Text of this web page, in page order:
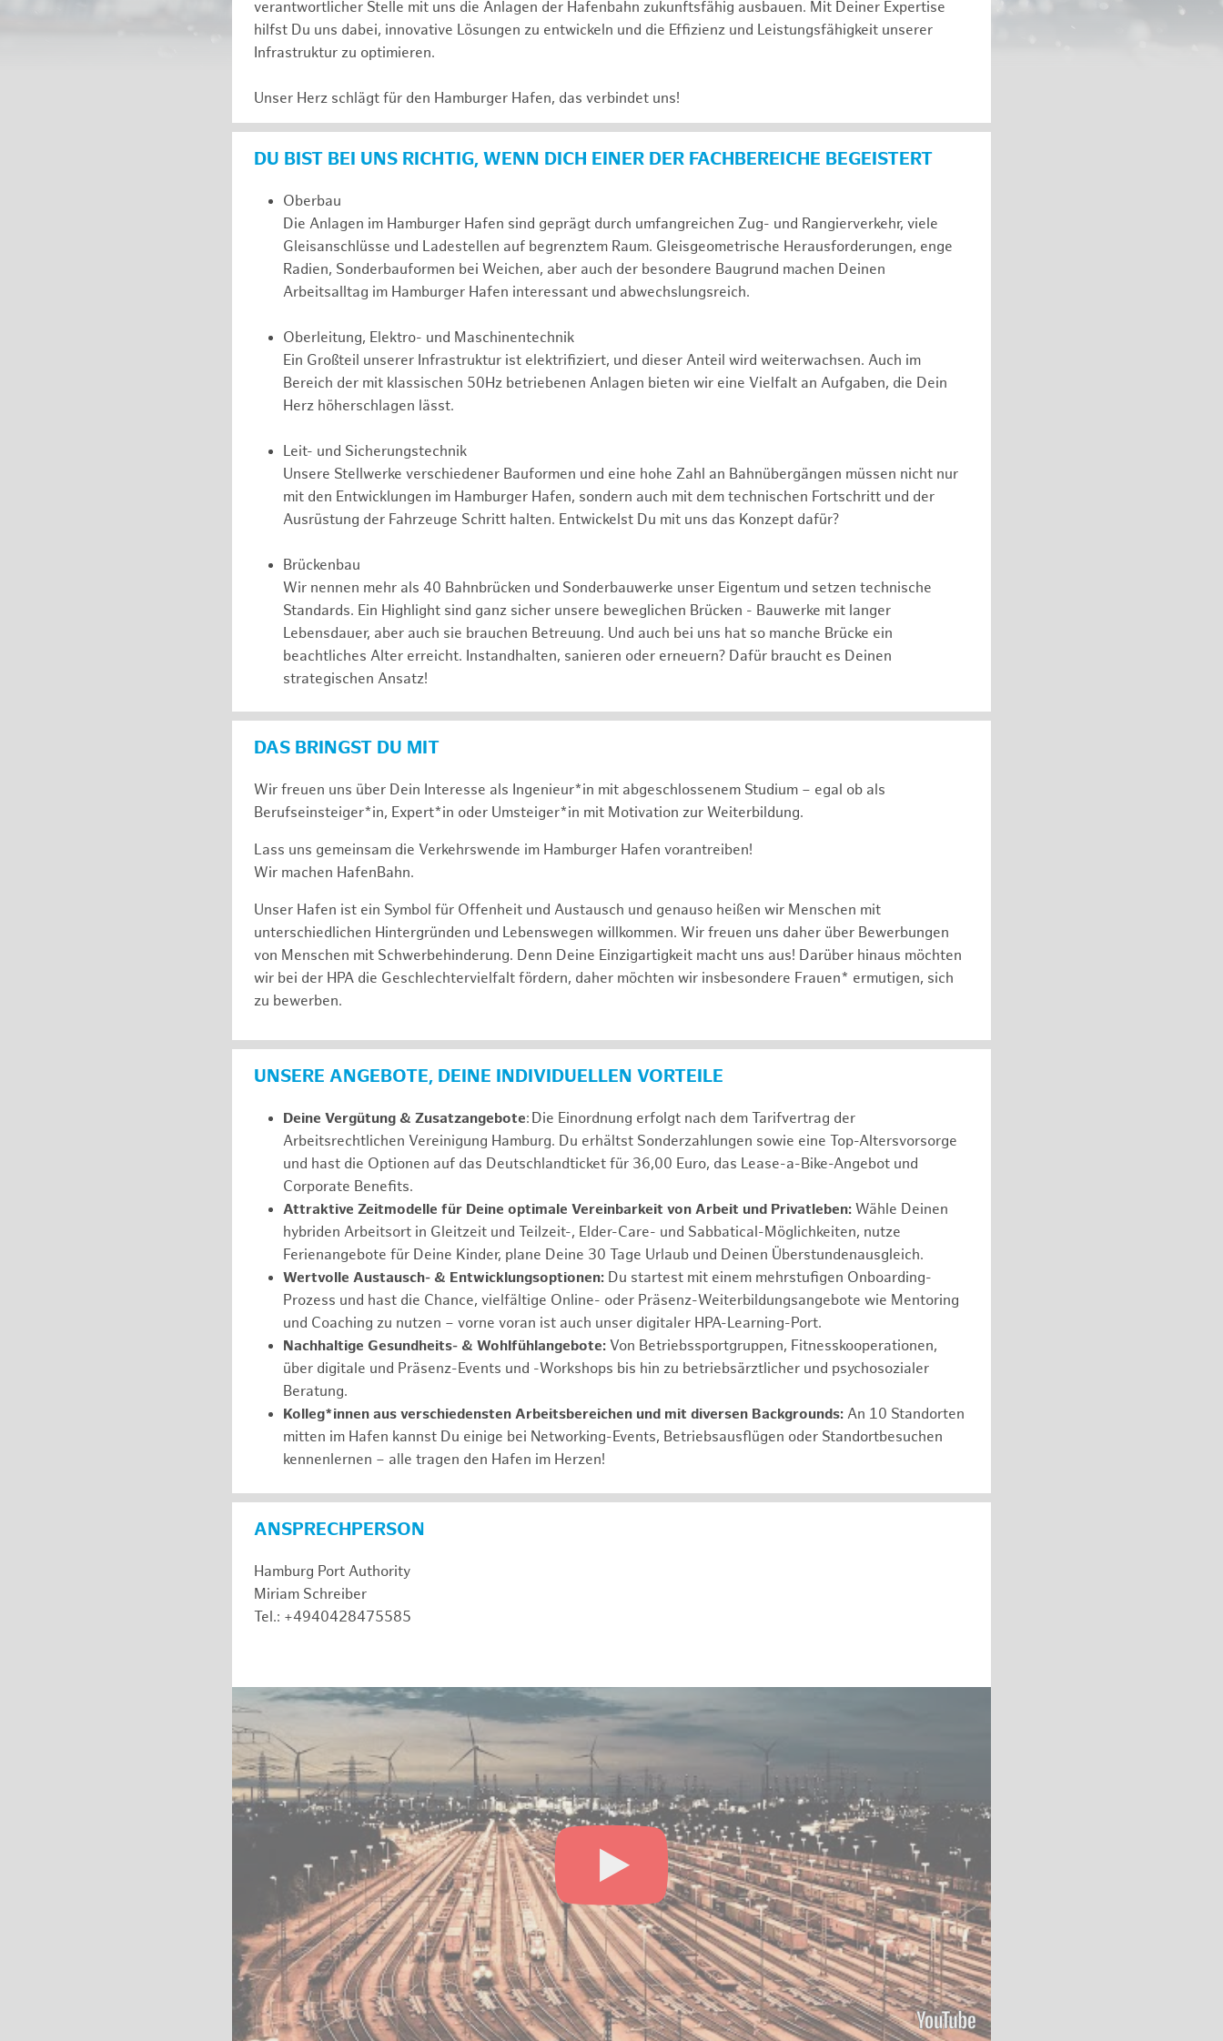
verantwortlicher Stelle mit uns die Anlagen der Hafenbahn zukunftsfähig ausbauen. Mit Deiner Expertise
hilfst Du uns dabei, innovative Lösungen zu entwickeln und die Effizienz und Leistungsfähigkeit unserer
Infrastruktur zu optimieren.
Unser Herz schlägt für den Hamburger Hafen, das verbindet uns!
DU BIST BEI UNS RICHTIG, WENN DICH EINER DER FACHBEREICHE BEGEISTERT
Oberbau
Die Anlagen im Hamburger Hafen sind geprägt durch umfangreichen Zug- und Rangierverkehr, viele
Gleisanschlüsse und Ladestellen auf begrenztem Raum. Gleisgeometrische Herausforderungen, enge
Radien, Sonderbauformen bei Weichen, aber auch der besondere Baugrund machen Deinen
Arbeitsalltag im Hamburger Hafen interessant und abwechslungsreich.
Oberleitung, Elektro- und Maschinentechnik
Ein Großteil unserer Infrastruktur ist elektrifiziert, und dieser Anteil wird weiterwachsen. Auch im
Bereich der mit klassischen 50Hz betriebenen Anlagen bieten wir eine Vielfalt an Aufgaben, die Dein
Herz höherschlagen lässt.
Leit- und Sicherungstechnik
Unsere Stellwerke verschiedener Bauformen und eine hohe Zahl an Bahnübergängen müssen nicht nur
mit den Entwicklungen im Hamburger Hafen, sondern auch mit dem technischen Fortschritt und der
Ausrüstung der Fahrzeuge Schritt halten. Entwickelst Du mit uns das Konzept dafür?
Brückenbau
Wir nennen mehr als 40 Bahnbrücken und Sonderbauwerke unser Eigentum und setzen technische
Standards. Ein Highlight sind ganz sicher unsere beweglichen Brücken - Bauwerke mit langer
Lebensdauer, aber auch sie brauchen Betreuung. Und auch bei uns hat so manche Brücke ein
beachtliches Alter erreicht. Instandhalten, sanieren oder erneuern? Dafür braucht es Deinen
strategischen Ansatz!
DAS BRINGST DU MIT
Wir freuen uns über Dein Interesse als Ingenieur*in mit abgeschlossenem Studium – egal ob als
Berufseinsteiger*in, Expert*in oder Umsteiger*in mit Motivation zur Weiterbildung.
Lass uns gemeinsam die Verkehrswende im Hamburger Hafen vorantreiben!
Wir machen HafenBahn.
Unser Hafen ist ein Symbol für Offenheit und Austausch und genauso heißen wir Menschen mit
unterschiedlichen Hintergründen und Lebenswegen willkommen. Wir freuen uns daher über Bewerbungen
von Menschen mit Schwerbehinderung. Denn Deine Einzigartigkeit macht uns aus! Darüber hinaus möchten
wir bei der HPA die Geschlechtervielfalt fördern, daher möchten wir insbesondere Frauen* ermutigen, sich
zu bewerben.
UNSERE ANGEBOTE, DEINE INDIVIDUELLEN VORTEILE
Deine Vergütung & Zusatzangebote: Die Einordnung erfolgt nach dem Tarifvertrag der
Arbeitsrechtlichen Vereinigung Hamburg. Du erhältst Sonderzahlungen sowie eine Top-Altersvorsorge
und hast die Optionen auf das Deutschlandticket für 36,00 Euro, das Lease-a-Bike-Angebot und
Corporate Benefits.
Attraktive Zeitmodelle für Deine optimale Vereinbarkeit von Arbeit und Privatleben: Wähle Deinen
hybriden Arbeitsort in Gleitzeit und Teilzeit-, Elder-Care- und Sabbatical-Möglichkeiten, nutze
Ferienangebote für Deine Kinder, plane Deine 30 Tage Urlaub und Deinen Überstundenausgleich.
Wertvolle Austausch- & Entwicklungsoptionen: Du startest mit einem mehrstufigen Onboarding-
Prozess und hast die Chance, vielfältige Online- oder Präsenz-Weiterbildungsangebote wie Mentoring
und Coaching zu nutzen – vorne voran ist auch unser digitaler HPA-Learning-Port.
Nachhaltige Gesundheits- & Wohlfühlangebote: Von Betriebssportgruppen, Fitnesskooperationen,
über digitale und Präsenz-Events und -Workshops bis hin zu betriebsärztlicher und psychosozialer
Beratung.
Kolleg*innen aus verschiedensten Arbeitsbereichen und mit diversen Backgrounds: An 10 Standorten
mitten im Hafen kannst Du einige bei Networking-Events, Betriebsausflügen oder Standortbesuchen
kennenlernen – alle tragen den Hafen im Herzen!
ANSPRECHPERSON
Hamburg Port Authority
Miriam Schreiber
Tel.: +4940428475585